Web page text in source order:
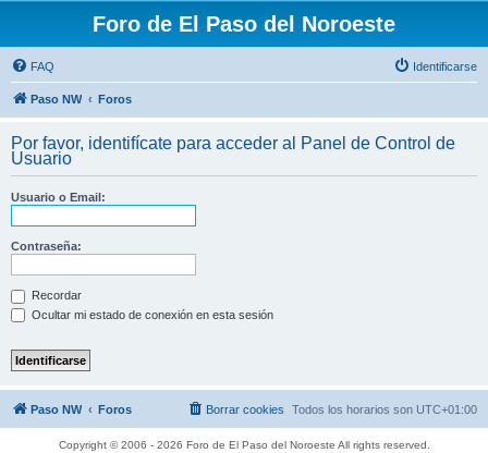
Foro de El Paso del Noroeste
FAQ Identificarse
Paso NW Foros
Por favor, identifícate para acceder al Panel de Control de
Usuario
Usuario o Email:
Contraseña:
Recordar
Ocultar mi estado de conexión en esta sesión
Paso NW Foros Todos los horarios son UTC+01:00
Borrar cookies
Copyright © 2006 - 2026 Foro de El Paso del Noroeste All rights reserved.